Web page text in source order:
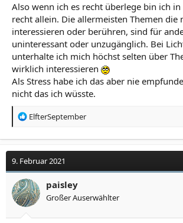
Also wenn ich es recht überlege bin ich
recht allein. Die allermeisten Themen die
interessieren oder berühren, sind für
uninteressant oder unzugänglich. Bei
unterhalte ich mich höchst selten über
wirklich interessieren
Als Stress habe ich das aber nie
nicht das ich wüsste.
R
a
t
i
o
n
e
ElfterSeptember
9. Februar 2021
paisley
Großer Auserwählter